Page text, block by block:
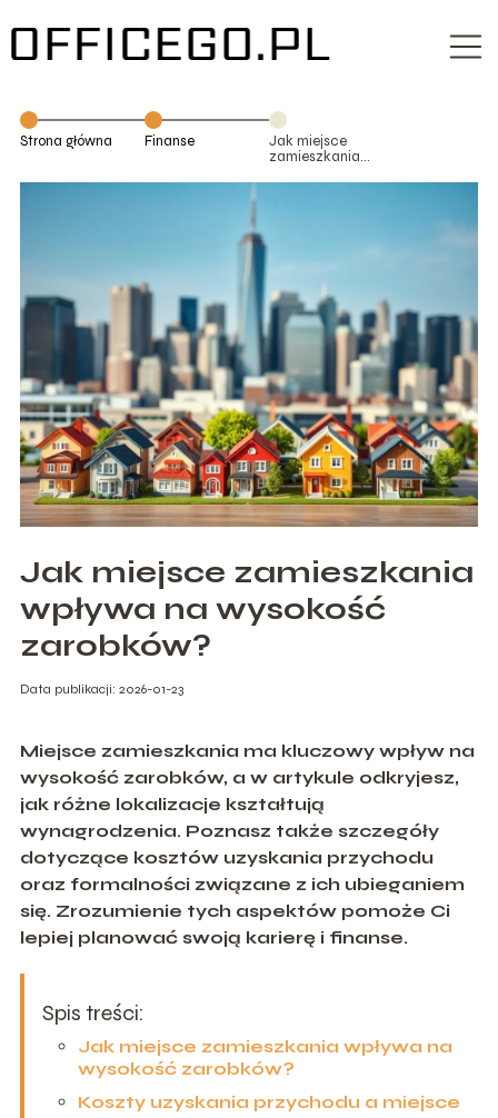
Strona główna Finanse
Jak miejsce
zamieszkania
wysokość
Jak miejsce zamieszkania
wpływa na wysokość
zarobków?
Data publikacji: 2026-01-23
Miejsce zamieszkania ma kluczowy wpływ na
wysokość zarobków, a w artykule odkryjesz,
jak różne lokalizacje kształtują
wynagrodzenia. Poznasz także szczegóły
dotyczące kosztów uzyskania przychodu
oraz formalności związane z ich ubieganiem
się. Zrozumienie tych aspektów pomoże Ci
lepiej planować swoją karierę i finanse.
Spis treści:
Jak miejsce zamieszkania wpływa na
wysokość zarobków?
Koszty uzyskania przychodu a miejsce